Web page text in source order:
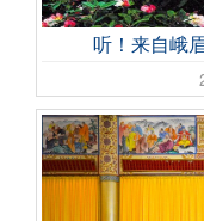
听！来自峨